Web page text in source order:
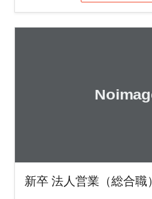
新卒 法人営業（総合職）